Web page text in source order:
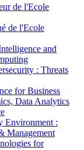
de l'Ecole
de l'Ecole
and
: Threats
for Business
Data Analytics
Environment :
Management
for